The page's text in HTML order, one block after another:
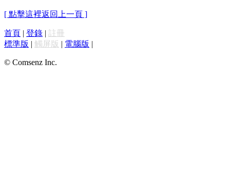
[ 點擊這裡返回上一頁 ]
首頁 | 登錄 | 註冊
標準版 | 觸屏版 | 電腦版 |
© Comsenz Inc.